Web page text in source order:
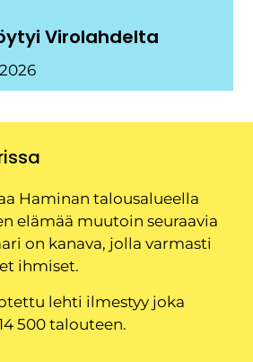
Virolahdelta
Haminan talousalueella
elämää muutoin seuraavia
on kanava, jolla varmasti
ihmiset.
lehti ilmestyy joka
500 talouteen.